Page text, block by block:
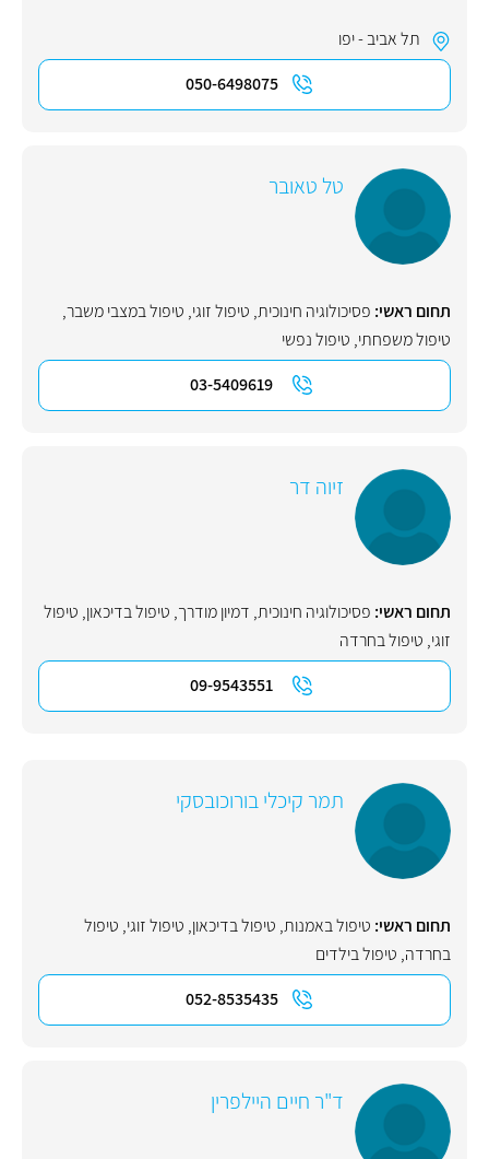
תל אביב - יפו
050-6498075
טל טאובר
תחום ראשי: פסיכולוגיה חינוכית, טיפול זוגי, טיפול במצבי משבר,
טיפול משפחתי, טיפול נפשי
03-5409619
זיוה דר
תחום ראשי: פסיכולוגיה חינוכית, דמיון מודרך, טיפול בדיכאון, טיפול
זוגי, טיפול בחרדה
09-9543551
תמר קיכלי בורוכובסקי
תחום ראשי: טיפול באמנות, טיפול בדיכאון, טיפול זוגי, טיפול
בחרדה, טיפול בילדים
052-8535435
ד"ר חיים היילפרין